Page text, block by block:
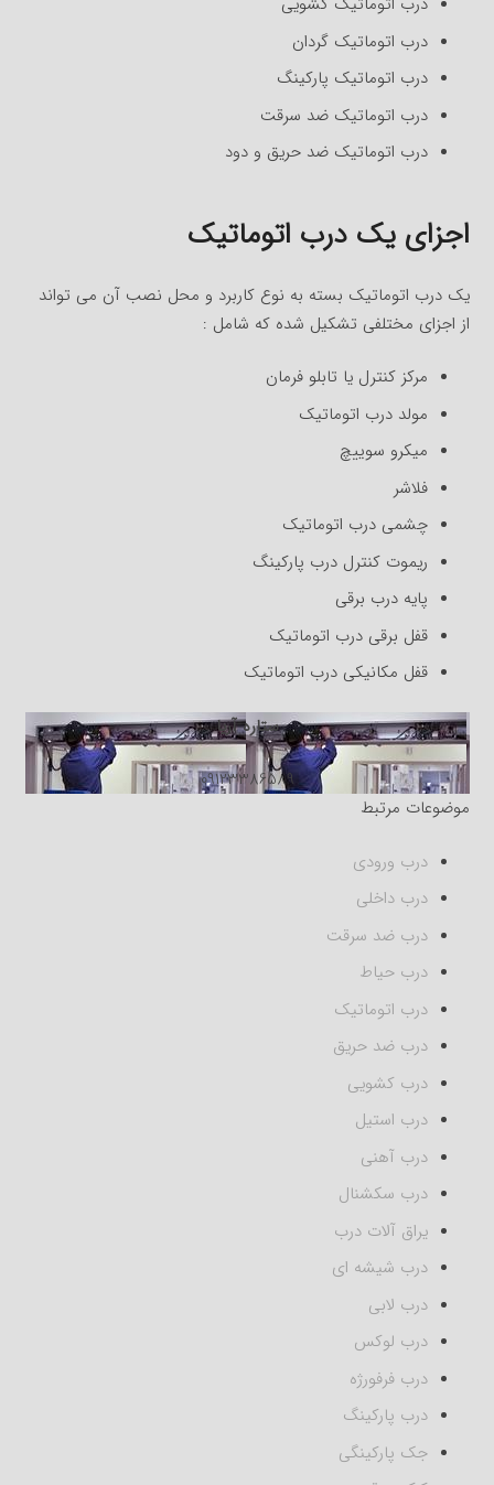
درب اتوماتیک گردان
درب اتوماتیک پارکینگ
درب اتوماتیک ضد سرقت
درب اتوماتیک ضد حریق و دود
اجزای یک درب اتوماتیک
یک درب اتوماتیک بسته به نوع کاربرد و محل نصب آن می تواند
از اجزای مختلفی تشکیل شده که شامل :
مرکز کنترل یا تابلو فرمان
مولد درب اتوماتیک
میکرو سوییچ
فلاشر
چشمی درب اتوماتیک
ریموت کنترل درب پارکینگ
پایه درب برقی
قفل برقی درب اتوماتیک
قفل مکانیکی درب اتوماتیک
ستاره آریا
09123386589
موضوعات مرتبط
درب ورودی
درب داخلی
درب ضد سرقت
درب حیاط
درب اتوماتیک
درب ضد حریق
درب کشویی
درب استیل
درب آهنی
درب سکشنال
یراق آلات درب
درب شیشه ای
درب لابی
درب لوکس
درب فرفورژه
درب پارکینگ
جک پارکینگی